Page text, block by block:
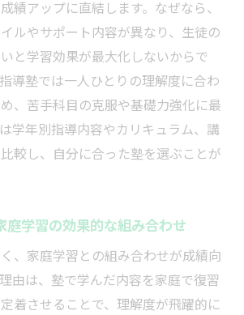
績アップに直結します。なぜなら、
ルやサポート内容が異なり、生徒の
と学習効果が最大化しないからで
導塾では一人ひとりの理解度に合わ
、苦手科目の克服や基礎力強化に最
学年別指導内容やカリキュラム、講
較し、自分に合った塾を選ぶことが
庭学習の効果的な組み合わせ
、家庭学習との組み合わせが成績向
由は、塾で学んだ内容を家庭で復習
着させることで、理解度が飛躍的に